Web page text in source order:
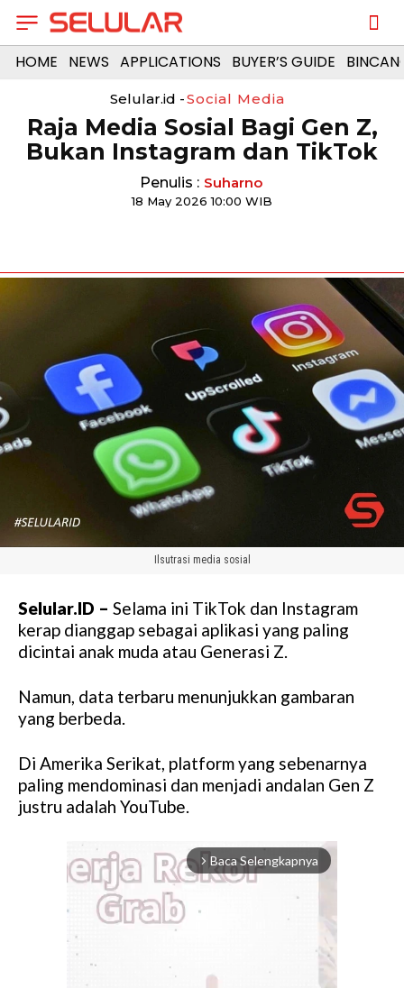
HOME NEWS APPLICATIONS BUYER’S GUIDE
Selular.id -Social Media
Raja Media Sosial Bagi Gen Z,
Bukan Instagram dan TikTok
Penulis : Suharno
18 May 2026 10:00 WIB
Ilsutrasi media sosial
Selular.ID – Selama ini TikTok dan Instagram
kerap dianggap sebagai aplikasi yang paling
dicintai anak muda atau Generasi Z.
Namun, data terbaru menunjukkan gambaran
yang berbeda.
Di Amerika Serikat, platform yang sebenarnya
paling mendominasi dan menjadi andalan Gen Z
justru adalah YouTube.
arrow_forward_ios Baca Selengkapnya